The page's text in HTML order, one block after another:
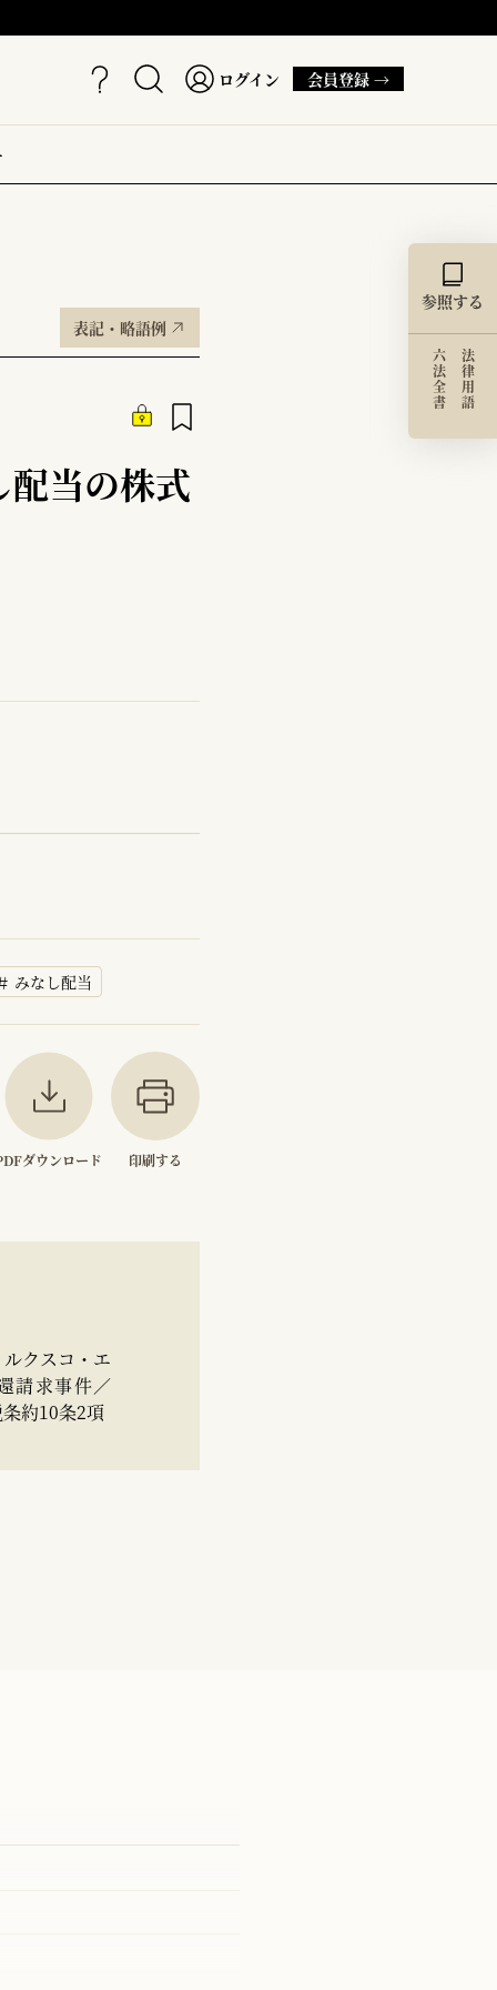
ログイン 会員登録 →
表記・略語例
当の株式
みなし配当
ダウンロード 印刷する
クスコ・エ
請求事件／
約10条2項
参照する
法律用語
六法全書